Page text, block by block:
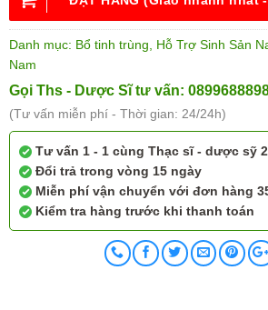
Danh mục: Bổ tinh trùng Hỗ Trợ Sinh Sản
Nam
Gọi Ths - Dược Sĩ tư vấn:
(Tư vấn miễn phí - Thời gian: 24/24h)
Tư vấn 1 - 1 cùng Thạc sĩ - dược sỹ
Đổi trả trong vòng 15 ngày
Miễn phí vận chuyển với đơn hàng
Kiểm tra hàng trước khi thanh toán